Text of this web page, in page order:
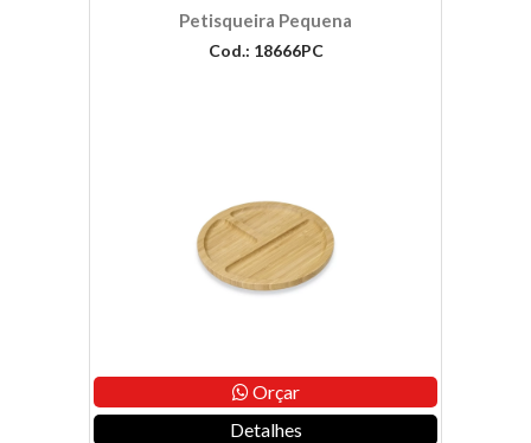
Petisqueira Pequena
Cod.: 18666PC
Orçar
Detalhes